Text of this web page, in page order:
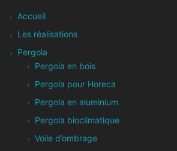
Accueil
Les réalisations
Pergola
Pergola en bois
Pergola pour Horeca
Pergola en aluminium
Pergola bioclimatique
Voile d’ombrage